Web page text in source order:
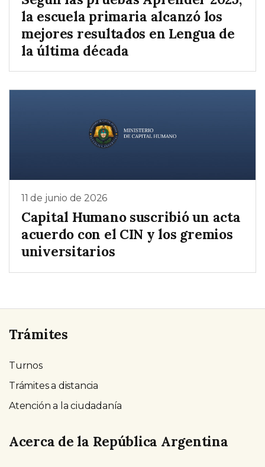
la escuela primaria alcanzó los
mejores resultados en Lengua de
la última década
11 de junio de 2026
Capital Humano suscribió un acta
acuerdo con el CIN y los gremios
universitarios
Trámites
Turnos
Trámites a distancia
Atención a la ciudadanía
Acerca de la República Argentina